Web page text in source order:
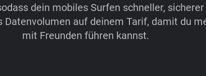
dein mobiles Surfen schneller,
Datenvolumen auf deinem Tarif, damit du
mit Freunden führen kannst.